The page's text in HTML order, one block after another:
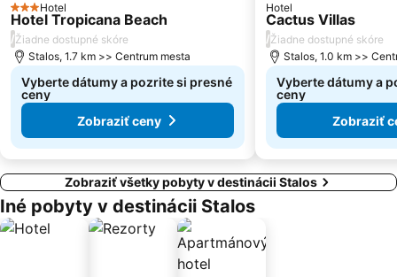
3 Počet hviezdičiek
Hotel
Hotel Tropicana Beach
/Žiadne dostupné skóre
Stalos, 1.7 km >> Centrum mesta
Vyberte dátumy a pozrite si presné
ceny
Zobraziť ceny
Hotel
Cactus Villas
/Žiadne dostupné skóre
Stalos, 1.0 km >>
Vyberte dátumy a
ceny
Zobraziť
Zobraziť všetky pobyty v destinácii Stalos
Iné pobyty v destinácii Stalos